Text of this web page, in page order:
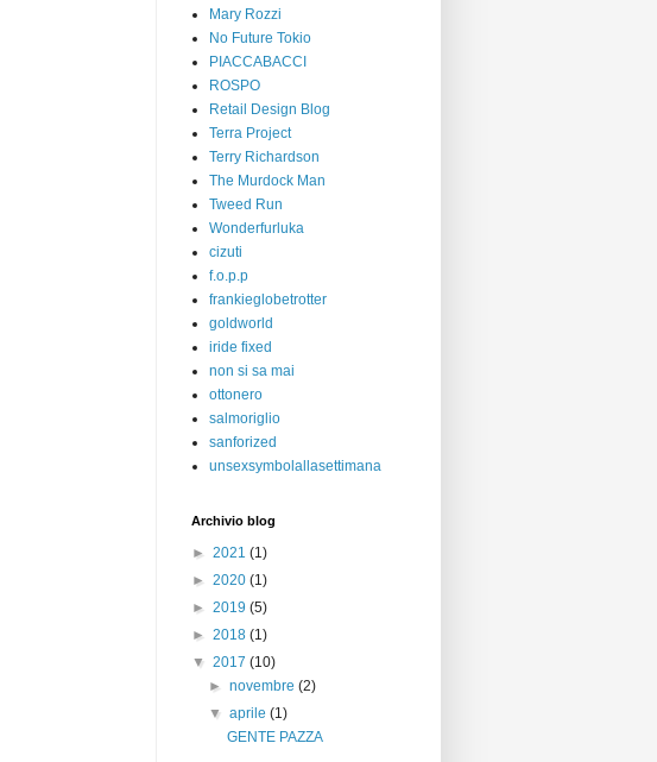
Mary Rozzi
No Future Tokio
PIACCABACCI
ROSPO
Retail Design Blog
Terra Project
Terry Richardson
The Murdock Man
Tweed Run
Wonderfurluka
cizuti
f.o.p.p
frankieglobetrotter
goldworld
iride fixed
non si sa mai
ottonero
salmoriglio
sanforized
unsexsymbolallasettimana
Archivio blog
► 2021 (1)
► 2020 (1)
► 2019 (5)
► 2018 (1)
▼ 2017 (10)
►novembre(2)
▼aprile(1)
GENTE PAZZA